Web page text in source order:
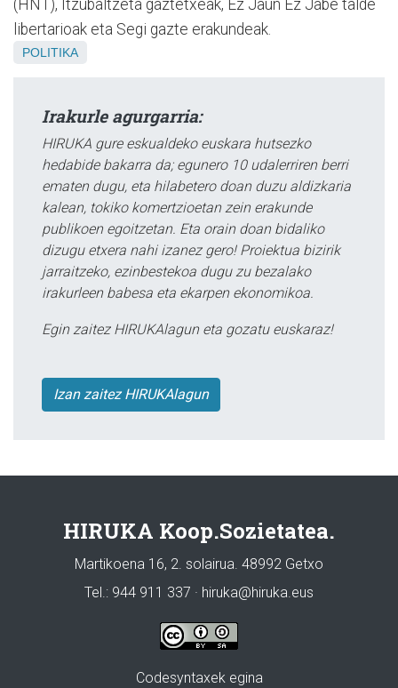
(HNT), Itzubaltzeta gaztetxeak, Ez Jaun Ez Jabe talde
libertarioak eta Segi gazte erakundeak.
POLITIKA
Irakurle agurgarria:
HIRUKA gure eskualdeko euskara hutsezko
hedabide bakarra da; egunero 10 udalerriren berri
ematen dugu, eta hilabetero doan duzu aldizkaria
kalean, tokiko komertzioetan zein erakunde
publikoen egoitzetan. Eta orain doan bidaliko
dizugu etxera nahi izanez gero! Proiektua bizirik
jarraitzeko, ezinbestekoa dugu zu bezalako
irakurleen babesa eta ekarpen ekonomikoa.
Egin zaitez HIRUKAlagun eta gozatu euskaraz!
Izan zaitez HIRUKAlagun
HIRUKA Koop.Sozietatea.
Martikoena 16, 2. solairua. 48992 Getxo
Tel.: 944 911 337 · hiruka@hiruka.eus
Codesyntaxek egina